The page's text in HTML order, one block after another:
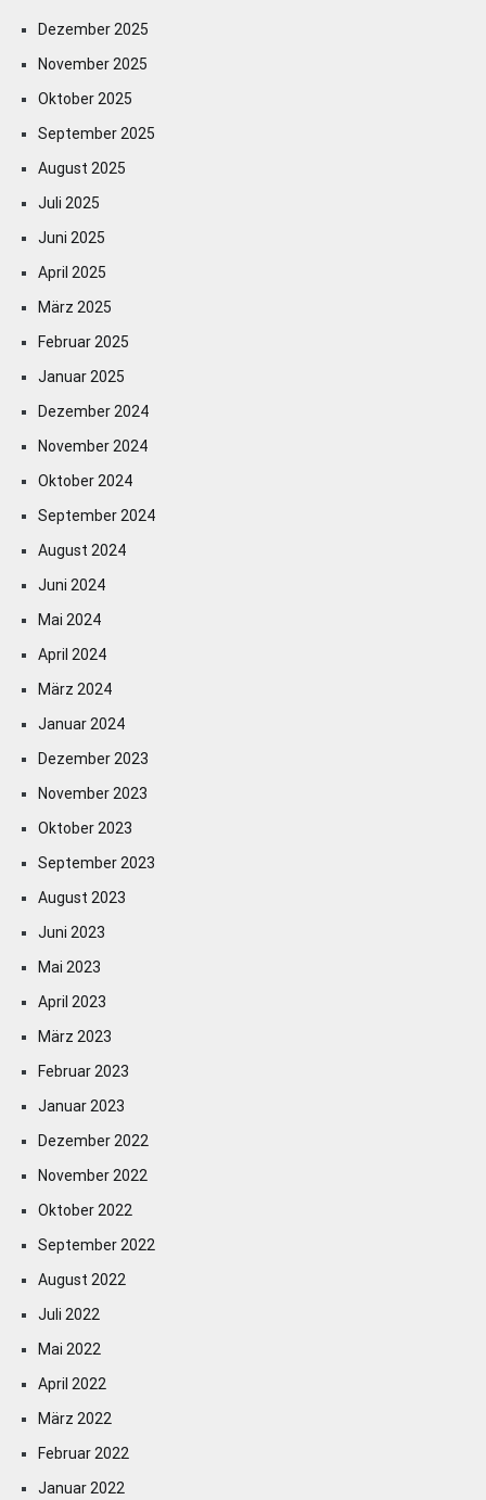
Dezember 2025
November 2025
Oktober 2025
September 2025
August 2025
Juli 2025
Juni 2025
April 2025
März 2025
Februar 2025
Januar 2025
Dezember 2024
November 2024
Oktober 2024
September 2024
August 2024
Juni 2024
Mai 2024
April 2024
März 2024
Januar 2024
Dezember 2023
November 2023
Oktober 2023
September 2023
August 2023
Juni 2023
Mai 2023
April 2023
März 2023
Februar 2023
Januar 2023
Dezember 2022
November 2022
Oktober 2022
September 2022
August 2022
Juli 2022
Mai 2022
April 2022
März 2022
Februar 2022
Januar 2022